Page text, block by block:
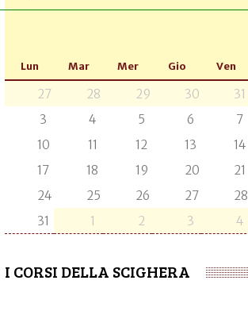
Lun Mar Mer Gio Ven
27 28 29 30 31
3
4 5 6 7
10
11 12 13 14
17
18 19 20 21
24
25 26 27 28
31
1 2 3 4
I CORSI DELLA SCIGHERA